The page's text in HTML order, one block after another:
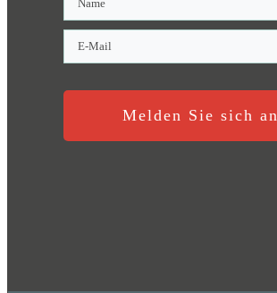
Melden Sie sich an